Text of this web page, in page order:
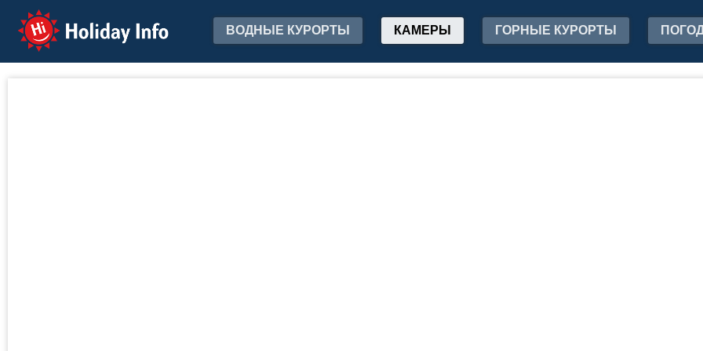
Holiday Info ВОДНЫЕ КУРОРТЫ КАМЕРЫ ГОРНЫЕ КУРОРТЫ